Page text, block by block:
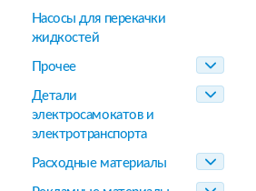
Насосы для перекачки
жидкостей
Прочее
Детали
электросамокатов и
электротранспорта
Расходные материалы